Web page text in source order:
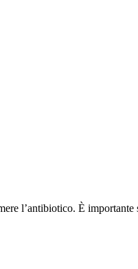
l’antibiotico. È